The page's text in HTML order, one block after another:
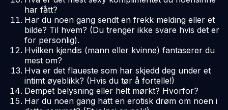
har fått?
Har du noen gang sendt en frekk melding eller et
bilde? Til hvem? (Du trenger ikke svare hvis det er
for personlig).
Hvilken kjendis (mann eller kvinne) fantaserer du
mest om?
Hva er det flaueste som har skjedd deg under et
intimt øyeblikk? (Hvis du tør å fortelle!)
Dempet belysning eller helt mørkt? Hvorfor?
Har du noen gang hatt en erotisk drøm om noen i